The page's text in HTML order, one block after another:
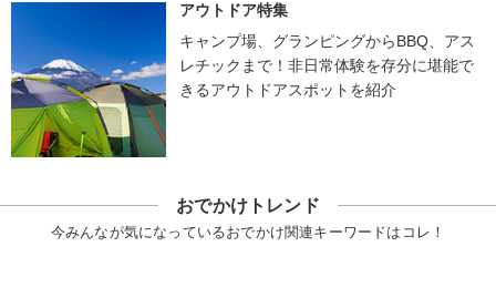
アウトドア特集
キャンプ場、グランピングからBBQ、アス
レチックまで！非日常体験を存分に堪能で
きるアウトドアスポットを紹介
おでかけトレンド
今みんなが気になっているおでかけ関連キーワードはコレ！